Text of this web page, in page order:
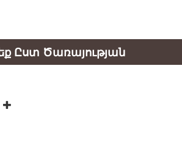
Ըստ Ծառայության